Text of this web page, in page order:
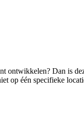
Dan is
op één specifieke